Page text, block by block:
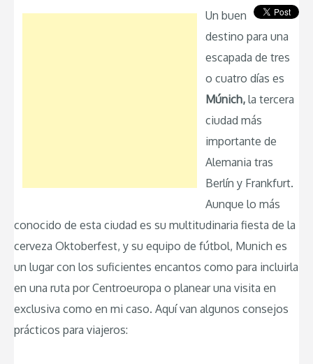
Un buen
destino para una
escapada de tres
o cuatro días es
Múnich, la tercera
ciudad más
importante de
Alemania tras
Berlín y Frankfurt.
Aunque lo más
conocido de esta ciudad es su multitudinaria fiesta de la
cerveza Oktoberfest, y su equipo de fútbol, Munich es
un lugar con los suficientes encantos como para incluirla
en una ruta por Centroeuropa o planear una visita en
exclusiva como en mi caso. Aquí van algunos consejos
prácticos para viajeros: